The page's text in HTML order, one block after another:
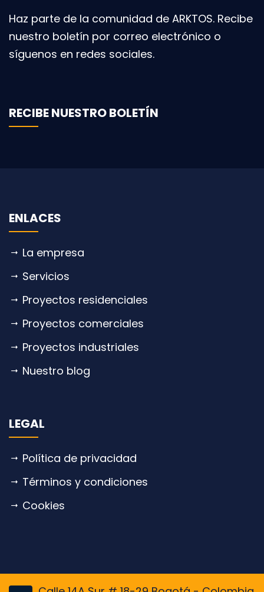
Haz parte de la comunidad de ARKTOS. Recibe
nuestro boletín por correo electrónico o
síguenos en redes sociales.
RECIBE NUESTRO BOLETÍN
ENLACES
La empresa
Servicios
Proyectos residenciales
Proyectos comerciales
Proyectos industriales
Nuestro blog
LEGAL
Política de privacidad
Términos y condiciones
Cookies